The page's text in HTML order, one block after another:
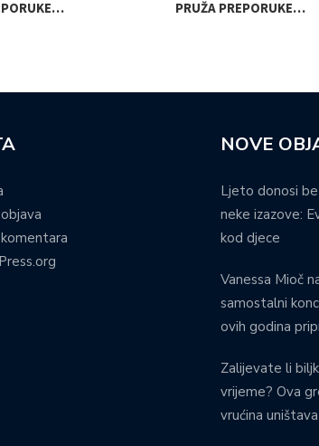
PORUKE…
PRUŽA PREPORUKE…
NOVE
Ljeto donosi
neke izazove:
kod djece
Vanessa Mioč
samostalni
ovih godina
Zalijevate li
vrijeme? Ova
vrućina